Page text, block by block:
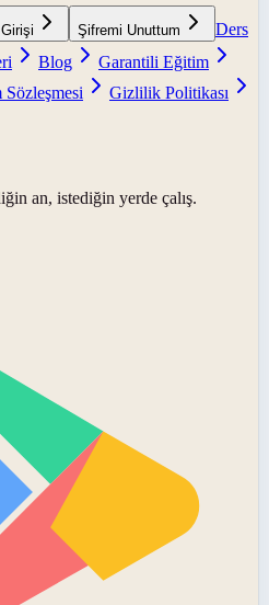
Girişi Şifremi Unuttum
Ders
Blog
Garantili Eğitim
Sözleşmesi
Gizlilik Politikası
an, istediğin yerde çalış.